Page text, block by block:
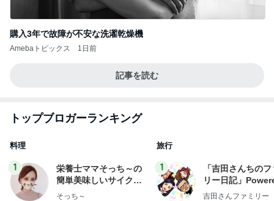
購入3年で故障が不安な洗濯乾燥機
Amebaトピックス 1日前
記事を読む
トップブロガーランキング
料理
1
栄養士ママそっち～の
簡単美味しいサイクル
献立
そっち～
旅行
1
「吉田さんちの
リー日記」
y Ameba 吉田さ
吉田さんファミリー